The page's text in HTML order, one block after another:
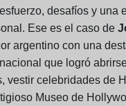
desafíos y una
Ese es el caso de
argentino con una
que logró
vestir celebridades de
Museo de